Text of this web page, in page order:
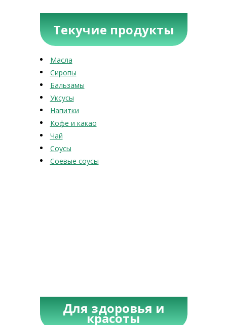
Текучие продукты
Масла
Сиропы
Бальзамы
Уксусы
Напитки
Кофе и какао
Чай
Соусы
Соевые соусы
Для здоровья и
красоты